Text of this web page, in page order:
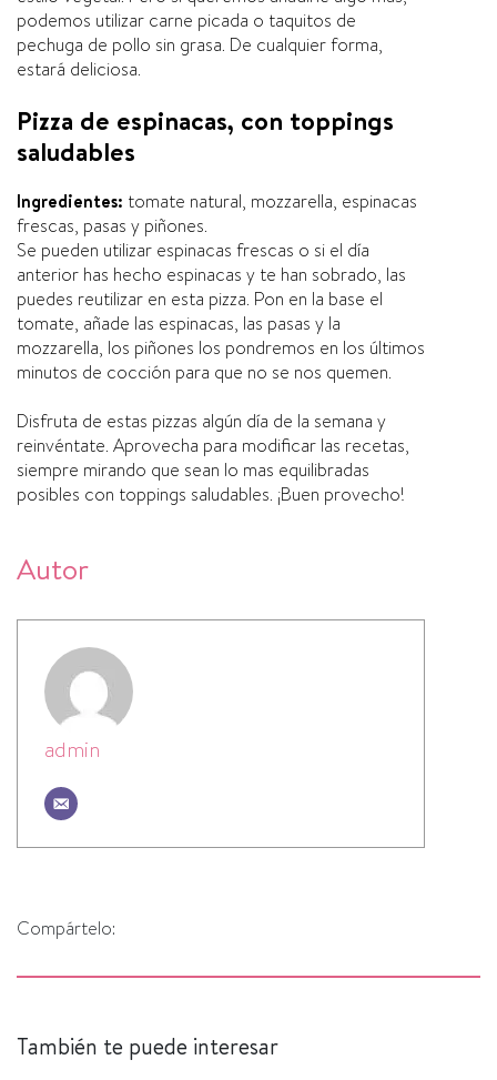
podemos utilizar carne picada o taquitos de
pechuga de pollo sin grasa. De cualquier forma,
estará deliciosa.
Pizza de espinacas, con toppings
saludables
Ingredientes: tomate natural, mozzarella, espinacas
frescas, pasas y piñones.
Se pueden utilizar espinacas frescas o si el dí­a
anterior has hecho espinacas y te han sobrado, las
puedes reutilizar en esta pizza. Pon en la base el
tomate, añade las espinacas, las pasas y la
mozzarella, los piñones los pondremos en los últimos
minutos de cocción para que no se nos quemen.
Disfruta de estas pizzas algún dí­a de la semana y
reinvéntate. Aprovecha para modificar las recetas,
siempre mirando que sean lo mas equilibradas
posibles con toppings saludables. ¡Buen provecho!
Autor
admin
Compártelo:
También te puede interesar